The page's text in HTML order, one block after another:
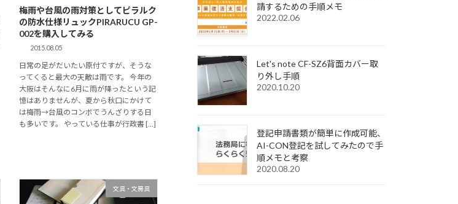
梅雨や台風の雨対策としてピラルク
の防水仕様リュックPIRARUCU GP-
002を購入してみる
2015.08.05
日常の足がだいたい原付ですが、そうな
ってくると最大の天敵は雨です。 今年の
大阪はそんなに6月に雨が降ったという記
憶はありませんが、夏から秋口にかけて
は梅雨→台風のコンボでうんざりする日
も多いです。 やっている仕事が行政書 […]
文具・文房具
請するための手順メモ
2022.02.06
Let's note CF-SZ6背面カバー取
り外し手順
2020.10.20
登記申請書類が簡単に作成可能、
AI-CON登記を試してみたので手
順メモと考察
2020.08.20